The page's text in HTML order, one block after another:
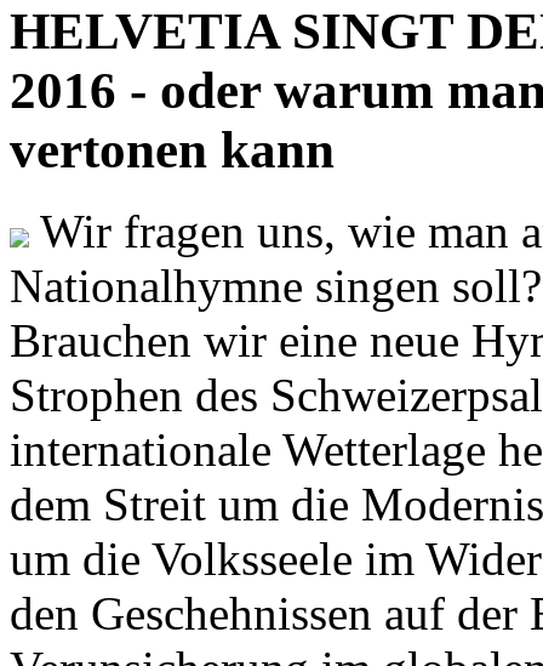
HELVETIA SINGT
2016 - oder warum
vertonen kann
Wir fragen uns, wie man
Nationalhymne singen
Brauchen wir eine neue
Strophen des
internationale Wetterlage
dem Streit um die
um die Volksseele im
den Geschehnissen auf